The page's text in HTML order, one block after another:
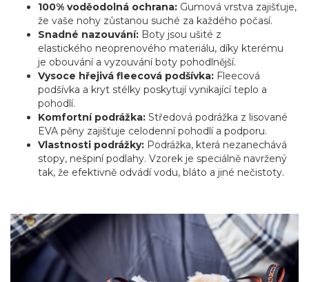
100% voděodolná ochrana: Gumová vrstva zajišťuje,
že vaše nohy zůstanou suché za každého počasí.
Snadné nazouvání: Boty jsou ušité z
elastického neoprenového materiálu, díky kterému
je obouvání a vyzouvání boty pohodlnější.
Vysoce hřejivá fleecová podšívka: Fleecová
podšívka a kryt stélky poskytují vynikající teplo a
pohodlí.
Komfortní podrážka: Středová podrážka z lisované
EVA pěny zajišťuje celodenní pohodlí a podporu.
Vlastnosti podrážky: Podrážka, která nezanechává
stopy, nešpiní podlahy. Vzorek je speciálně navržený
tak, že efektivně odvádí vodu, bláto a jiné nečistoty.